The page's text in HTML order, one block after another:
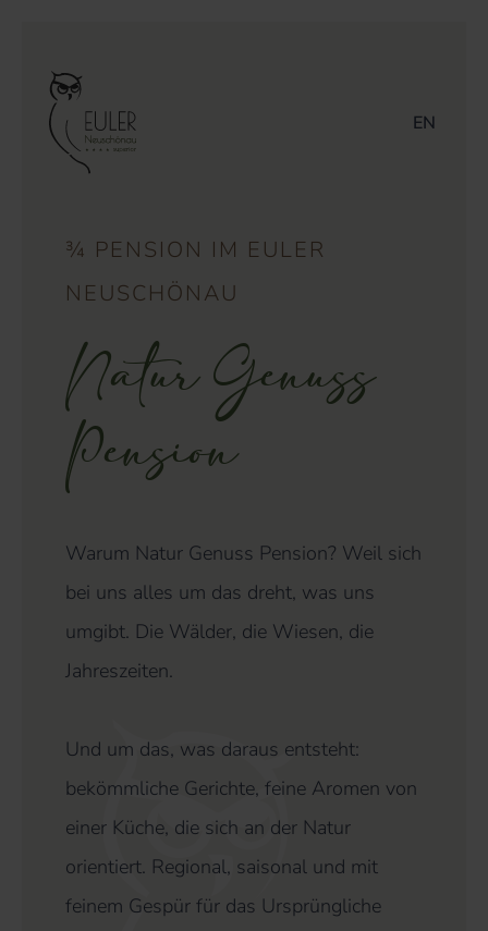
EN
¾ PENSION IM EULER
NEUSCHÖNAU
Natur Genuss
Pension
Warum Natur Genuss Pension? Weil sich
bei uns alles um das dreht, was uns
umgibt. Die Wälder, die Wiesen, die
Jahreszeiten.
Und um das, was daraus entsteht:
bekömmliche Gerichte, feine Aromen von
einer Küche, die sich an der Natur
orientiert. Regional, saisonal und mit
feinem Gespür für das Ursprüngliche